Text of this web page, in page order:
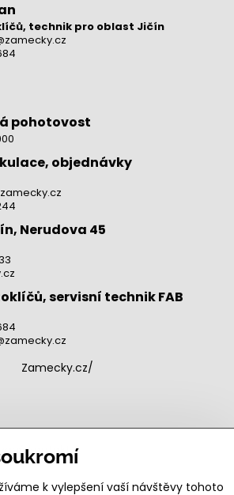
technik pro oblast Jičín
pohotovost
objednávky
Nerudova 45
servisní technik FAB
Zamecky.cz/
kontakt*
k vylepšení vaší návštěvy tohoto